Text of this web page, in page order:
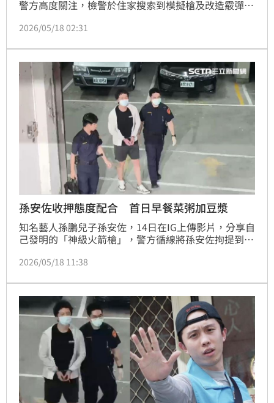
警方高度關注，檢警於住家搜索到模擬槍及改造霰彈
覆實施犯罪之虞，向法院聲請羈押禁見獲准。消息引發
壞人、是天才」。而事實上，狄鶯曾上節目透露，歷經
3次人工受孕、才在37歲生下孫安佐。
2026/05/18 02:31
孫安佐收押態度配合 首日早餐菜粥加豆漿
知名藝人孫鵬兒子孫安佐，14日在IG上傳影片，分享自
己發明的「神級火箭槍」，警方循線將孫安佐拘提到
犯槍砲罪，而且有逃亡、滅證、勾串及反覆實施犯罪之
孫安佐抵達台北看守所，態度十分良好，18日準時起
床，配合看守所作息，並無任何異狀。
2026/05/18 11:38